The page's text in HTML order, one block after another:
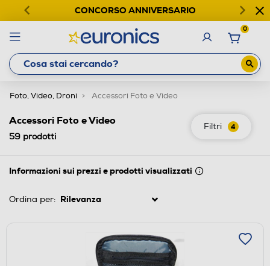
CONCORSO ANNIVERSARIO
0
Foto, Video, Droni Accessori Foto e Video
Filtri 4
Accessori Foto e Video
59 prodotti
Informazioni sui prezzi e prodotti visualizzati
Ordina per: